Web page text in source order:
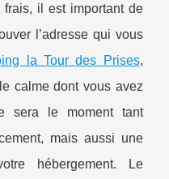
il est important de
l’adresse qui vous
la Tour des Prises,
calme dont vous avez
sera le moment tant
mais aussi une
hébergement. Le